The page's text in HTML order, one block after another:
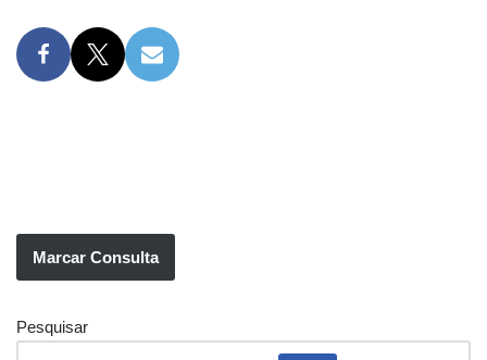
Marcar Consulta
Pesquisar